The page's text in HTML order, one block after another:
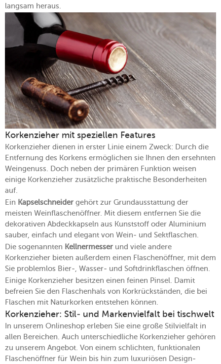
langsam heraus.
Korkenzieher mit speziellen Features
Korkenzieher dienen in erster Linie einem Zweck: Durch die
Entfernung des Korkens ermöglichen sie Ihnen den ersehnten
Weingenuss. Doch neben der primären Funktion weisen
einige Korkenzieher zusätzliche praktische Besonderheiten
auf.
Ein Kapselschneider gehört zur Grundausstattung der
meisten Weinflaschenöffner. Mit diesem entfernen Sie die
dekorativen Abdeckkapseln aus Kunststoff oder Aluminium
sauber, einfach und elegant von Wein- und Sektflaschen.
Die sogenannten Kellnermesser und viele andere
Korkenzieher bieten außerdem einen Flaschenöffner, mit dem
Sie problemlos Bier-, Wasser- und Softdrinkflaschen öffnen.
Einige Korkenzieher besitzen einen feinen Pinsel. Damit
befreien Sie den Flaschenhals von Korkrückständen, die bei
Flaschen mit Naturkorken entstehen können.
Korkenzieher: Stil- und Markenvielfalt bei tischwelt
In unserem Onlineshop erleben Sie eine große Stilvielfalt in
allen Bereichen. Auch unterschiedliche Korkenzieher gehören
zu unserem Angebot. Von einem schlichten, funktionalen
Flaschenöffner für Wein bis hin zum luxuriösen Design-